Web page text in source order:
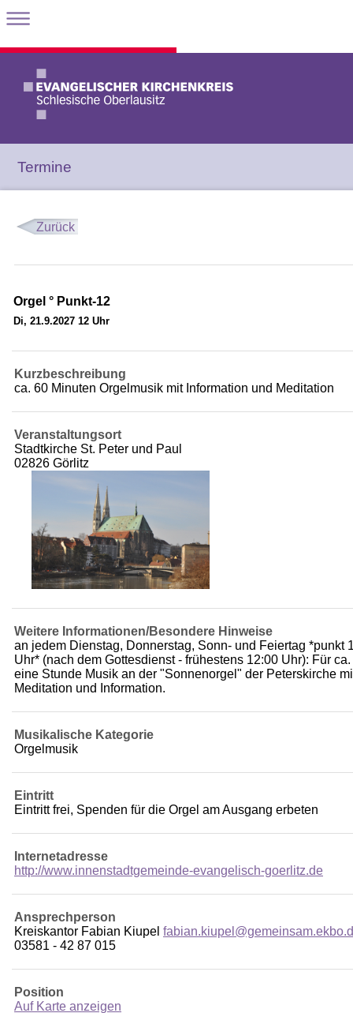
Termine
Zurück
Orgel ° Punkt-12
Di, 21.9.2027 12 Uhr
Kurzbeschreibung
ca. 60 Minuten Orgelmusik mit Information und Meditation
Veranstaltungsort
Stadtkirche St. Peter und Paul
02826 Görlitz
Weitere Informationen/Besondere Hinweise
an jedem Dienstag, Donnerstag, Sonn- und Feiertag *punkt
Uhr* (nach dem Gottesdienst - frühestens 12:00 Uhr): Für ca.
eine Stunde Musik an der "Sonnenorgel" der Peterskirche
Meditation und Information.
Musikalische Kategorie
Orgelmusik
Eintritt
Eintritt frei, Spenden für die Orgel am Ausgang erbeten
Internetadresse
http://www.innenstadtgemeinde-evangelisch-goerlitz.de
Ansprechperson
Kreiskantor Fabian Kiupel
03581 - 42 87 015
Position
Auf Karte anzeigen